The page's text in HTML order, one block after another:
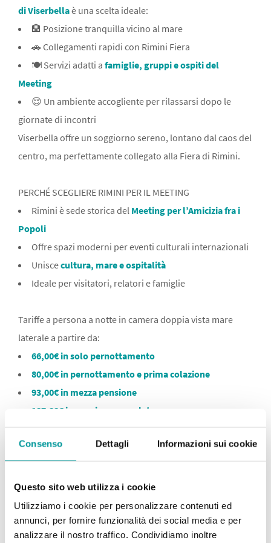
Consenso Dettagli Informazioni sui cookie
Questo sito web utilizza i cookie
Utilizziamo i cookie per personalizzare contenuti ed
annunci, per fornire funzionalità dei social media e per
analizzare il nostro traffico. Condividiamo inoltre
di Viserbellaè una scelta ideale:
🏨 Posizione tranquilla vicino al mare
🚗 Collegamenti rapidi con Rimini Fiera
🍽 Servizi adatti a famiglie, gruppi e ospiti del
Meeting
😌 Un ambiente accogliente per rilassarsi dopo le
giornate di incontri
Viserbella offre un soggiorno sereno, lontano dal caos del
centro, ma perfettamente collegato alla Fiera di Rimini.
PERCHÉ SCEGLIERE RIMINI PER IL MEETING
Rimini è sede storica del Meeting per l’Amicizia fra i
Popoli
Offre spazi moderni per eventi culturali internazionali
Uniscecultura, mare e ospitalità
Ideale per visitatori, relatori e famiglie
Tariffe a persona a notte in camera doppia vista mare
laterale a partire da:
66,00€ in solo pernottamento
80,00€ in pernottamento e prima colazione
93,00€ in mezza pensione
107,00€ in pensione completa
Contattaciper un preventivo su misura utilizzando i
nostri contatti o cliccando sul bottone "
Preventivo ":
📧mailinfo@hotelpalos.com- 📞telefono/+39 0541
721840- 📱Whatsapp+39 0541 721840